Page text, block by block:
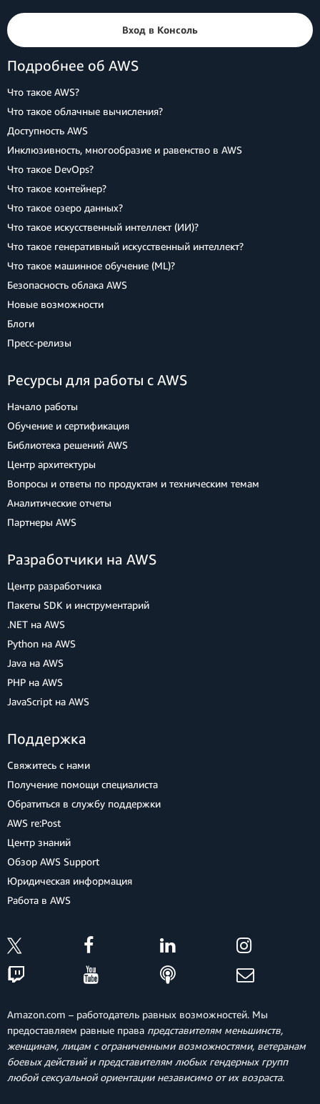
Вход в Консоль
Подробнее об AWS
Что такое AWS?
Что такое облачные вычисления?
Доступность AWS
Инклюзивность, многообразие и равенство в AWS
Что такое DevOps?
Что такое контейнер?
Что такое озеро данных?
Что такое искусственный интеллект (ИИ)?
Что такое генеративный искусственный интеллект?
Что такое машинное обучение (ML)?
Безопасность облака AWS
Новые возможности
Блоги
Пресс‑релизы
Ресурсы для работы с AWS
Начало работы
Обучение и сертификация
Библиотека решений AWS
Центр архитектуры
Вопросы и ответы по продуктам и техническим темам
Аналитические отчеты
Партнеры AWS
Разработчики на AWS
Центр разработчика
Пакеты SDK и инструментарий
.NET на AWS
Python на AWS
Java на AWS
PHP на AWS
JavaScript на AWS
Поддержка
Свяжитесь с нами
Получение помощи специалиста
Обратиться в службу поддержки
AWS re:Post
Центр знаний
Обзор AWS Support
Юридическая информация
Работа в AWS
Amazon.com – работодатель равных возможностей. Мы
предоставляем равные права представителям меньшинств,
женщинам, лицам с ограниченными возможностями, ветеранам
боевых действий и представителям любых гендерных групп
любой сексуальной ориентации независимо от их возраста.